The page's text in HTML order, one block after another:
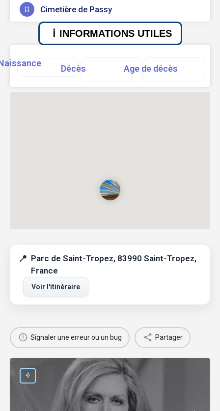
Cimetière de Passy
INFORMATIONS UTILES
Décès Age de décès
Parc de Saint-Tropez, 83990 Saint-Tropez,
France
Voir l'itinéraire
Signaler une erreur ou un bug Partager